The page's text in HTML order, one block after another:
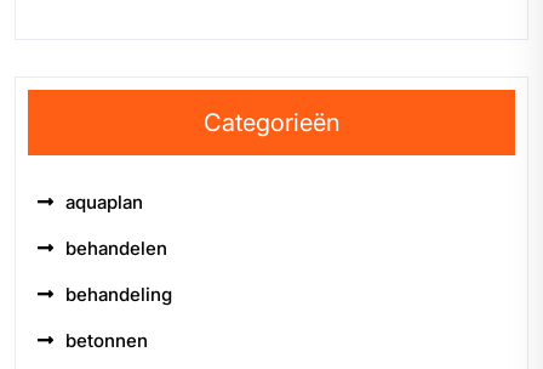
Categorieën
aquaplan
behandelen
behandeling
betonnen